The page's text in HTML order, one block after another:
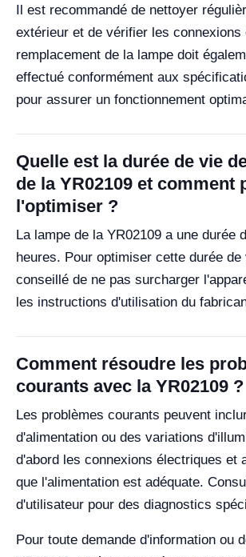
Il est recommandé de nettoyer
extérieur et de vérifier les connexions
remplacement de la lampe doit
effectué conformément aux
pour assurer un fonctionnement
Quelle est la durée de vie
de la YR02109 et comment
l'optimiser ?
La lampe de la YR02109 a une durée
heures. Pour optimiser cette durée
conseillé de ne pas surcharger
les instructions d'utilisation du
Comment résoudre les
courants avec la YR02109 ?
Les problèmes courants peuvent
d'alimentation ou des variations
d'abord les connexions électriques et
que l'alimentation est adéquate.
d'utilisateur pour des diagnostics
Pour toute demande d'information ou